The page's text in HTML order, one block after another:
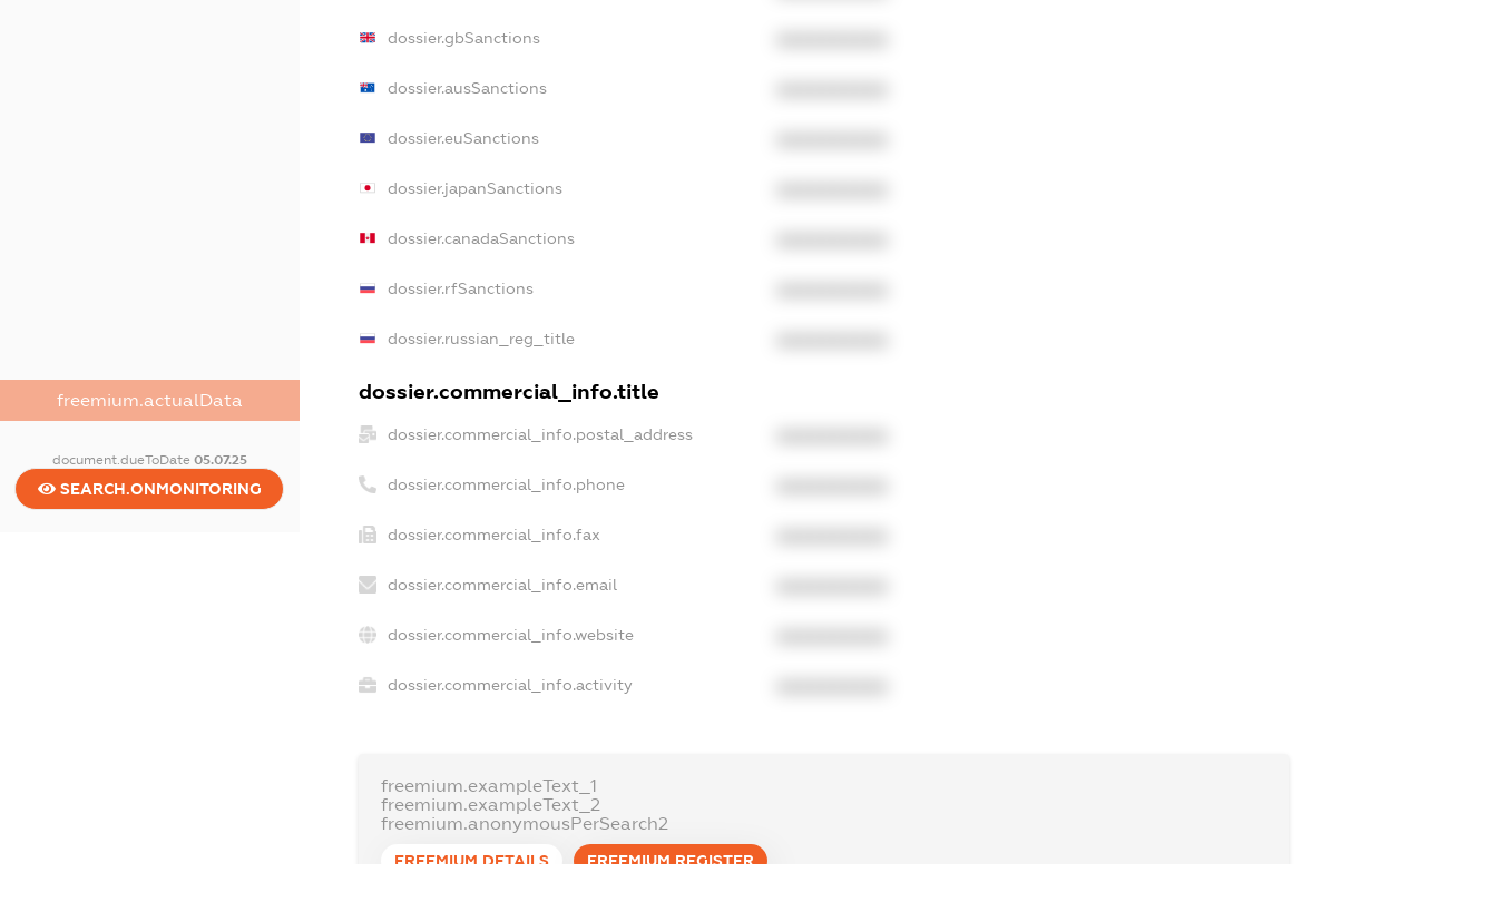
freemium.actualData
document.dueToDate 05.07.25
SEARCH.ONMONITORING
dossier.gbSanctions
dossier.ausSanctions
dossier.euSanctions
dossier.japanSanctions
dossier.canadaSanctions
dossier.rfSanctions
dossier.russian_reg_title
dossier.commercial_info.title
dossier.commercial_info.postal_address
dossier.commercial_info.phone
dossier.commercial_info.fax
dossier.commercial_info.email
dossier.commercial_info.website
dossier.commercial_info.activity
freemium.exampleText_1
freemium.exampleText_2
freemium.anonymousPerSearch2
FREEMIUM.DETAILS FREEMIUM.REGISTER